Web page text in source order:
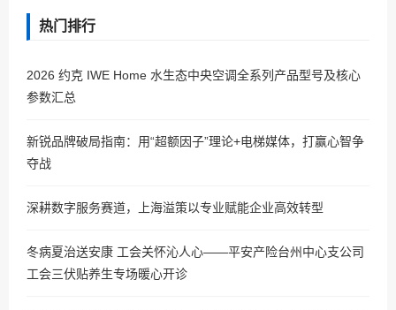
热门排行
2026 约克 IWE Home 水生态中央空调全系列产品型号及核心
参数汇总
新锐品牌破局指南：用“超额因子”理论+电梯媒体，打赢心智争
夺战
深耕数字服务赛道，上海溢策以专业赋能企业高效转型
冬病夏治送安康 工会关怀沁人心——平安产险台州中心支公司
工会三伏贴养生专场暖心开诊